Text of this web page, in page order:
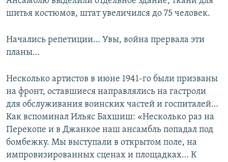
шитья костюмов, штат увеличился до 75 человек.
Начались репетиции… Увы, война прервала эти
планы…
Несколько артистов в июне 1941-го были призваны
на фронт, оставшиеся направлялись на гастроли
для обслуживания воинских частей и госпиталей…
Как вспоминал Ильяс Бахшиш: «Несколько раз на
Перекопе и в Джанкое наш ансамбль попадал под
бомбежку. Мы выступали в открытом поле, на
импровизированных сценах и площадках… К